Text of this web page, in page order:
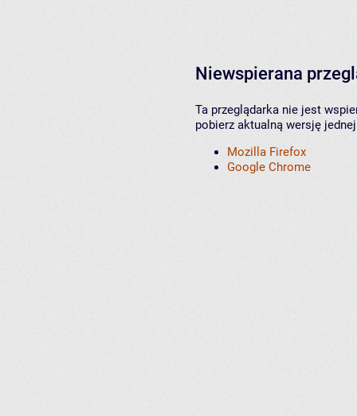
Niewspierana
Ta przeglądarka nie jest
pobierz aktualną wersję
Mozilla Firefox
Google Chrome